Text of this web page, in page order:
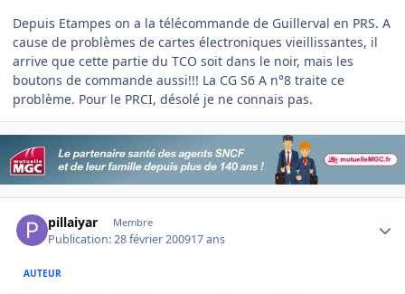
Depuis Etampes on a la télécommande de Guillerval en PRS. A
cause de problèmes de cartes électroniques vieillissantes, il
arrive que cette partie du TCO soit dans le noir, mais les
boutons de commande aussi!!! La CG S6 A n°8 traite ce
problème. Pour le PRCI, désolé je ne connais pas.
pillaiyar Membre
Publication:28 février 200917 ans
AUTEUR